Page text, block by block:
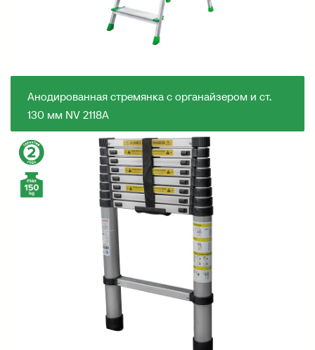
Анодированная стремянка с органайзером и ст.
130 мм NV 2118А